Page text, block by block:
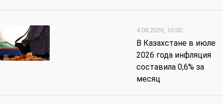
4.08.2026, 10:00
В Казахстане в июле
2026 года инфляция
составила 0,6% за
месяц